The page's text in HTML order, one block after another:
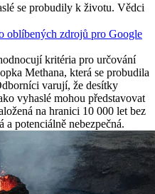
se probudily k životu. Vědci
oblíbených zdrojů pro Google
kritéria pro určování
Methana, která se probudila
varují, že desítky
vyhaslé mohou představovat
na hranici 10 000 let bez
a potenciálně nebezpečná.